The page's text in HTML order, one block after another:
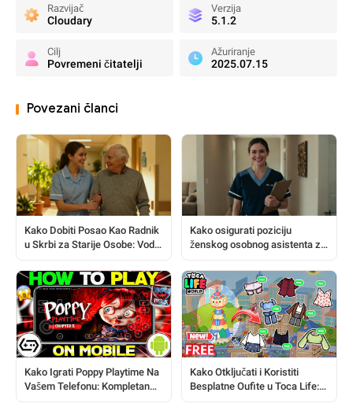
Razvijač
Cloudary
Verzija
5.1.2
Cilj
Povremeni čitatelji
Ažuriranje
2025.07.15
Povezani članci
Kako Dobiti Posao Kao Radnik
u Skrbi za Starije Osobe: Vodič
Korak
Kako osigurati poziciju
ženskog osobnog asistenta za
korak
Kako Igrati Poppy Playtime Na
Vašem Telefonu: Kompletan
Kako Otključati i Koristiti
Besplatne Oufite u Toca Life: